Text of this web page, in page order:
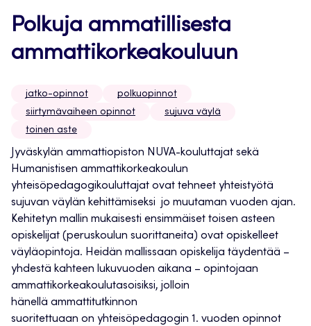
Polkuja ammatillisesta
ammattikorkeakouluun
jatko-opinnot
polkuopinnot
siirtymävaiheen opinnot
sujuva väylä
toinen aste
Jyväskylän ammattiopiston NUVA-kouluttajat sekä
Humanistisen ammattikorkeakoulun
yhteisöpedagogikouluttajat ovat tehneet yhteistyötä
sujuvan väylän kehittämiseksi jo muutaman vuoden ajan.
Kehitetyn mallin mukaisesti ensimmäiset toisen asteen
opiskelijat (peruskoulun suorittaneita) ovat opiskelleet
väyläopintoja. Heidän mallissaan opiskelija täydentää –
yhdestä kahteen lukuvuoden aikana – opintojaan
ammattikorkeakoulutasoisiksi, jolloin
hänellä ammattitutkinnon
suoritettuaan on yhteisöpedagogin 1. vuoden opinnot